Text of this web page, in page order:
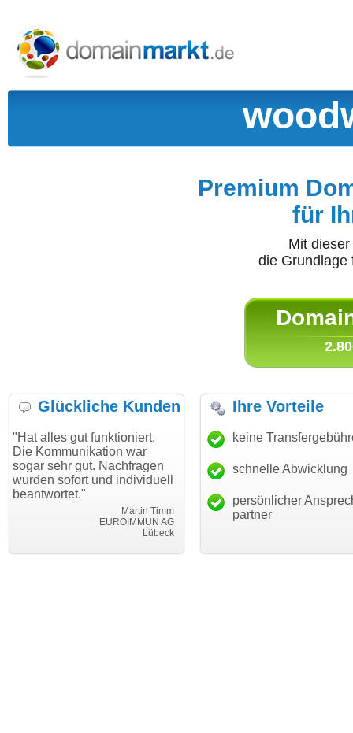
Premium
für
Mit
die
Glückliche Kunden
gut funktioniert.
war
gut. Nachfragen
und individuell
EUROIMMUN AG
"Danke für den schnellen
Transfer und guten Service!"
Thomas Schäfer
i can eckert communication GmbH
"Ich bin
haben.
mein
Ihre Vorteile
keine
schnelle Abwicklung
persönlicher
partner